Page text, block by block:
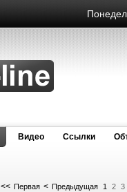
Видео Cсылки
<< Первая < Предыдущая 1 2 3